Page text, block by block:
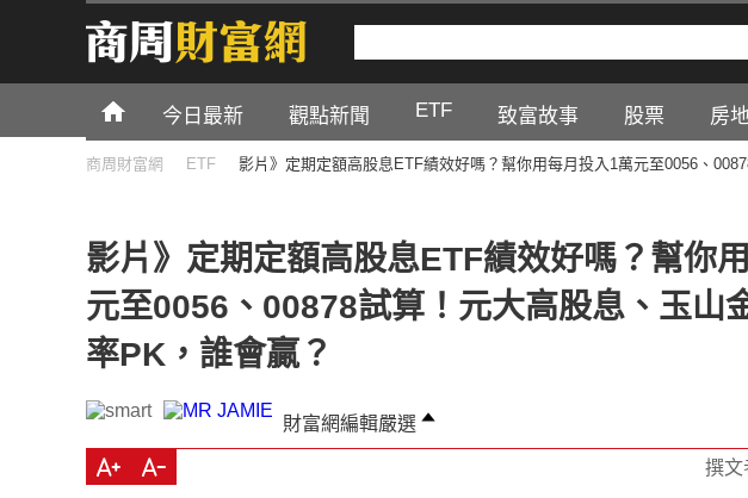
今日最新 觀點新聞 ETF 致富故事 股票 房
商周財富網 ETF 影片》定期定額高股息ETF績效好嗎？幫你用每月投入1萬元至0056、
影片》定期定額高股息ETF績效好嗎？幫你
元至0056、00878試算！元大高股息、玉山
率PK，誰會贏？
財富網編輯嚴選
撰文